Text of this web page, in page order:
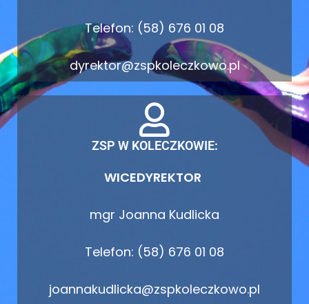
Telefon: (58) 676 01 08
dyrektor@zspkoleczkowo.pl
ZSP W KOLECZKOWIE:
WICEDYREKTOR
mgr Joanna Kudlicka
Telefon: (58) 676 01 08
joannakudlicka@zspkoleczkowo.pl